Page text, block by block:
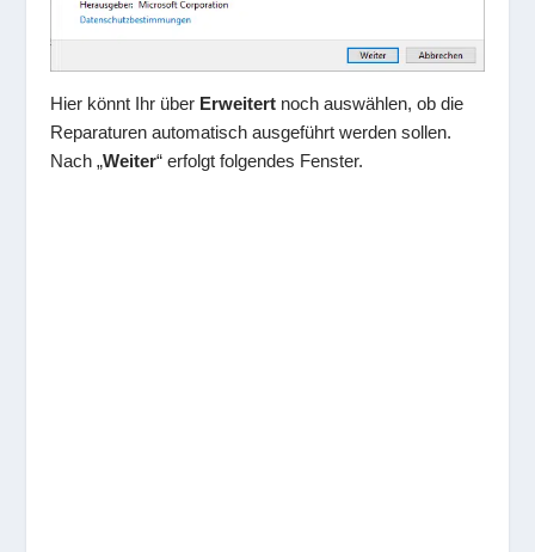
Hier könnt Ihr über Erweitert noch auswählen, ob die
Reparaturen automatisch ausgeführt werden sollen.
Nach „Weiter“ erfolgt folgendes Fenster.